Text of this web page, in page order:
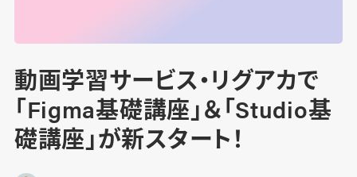
動画学習サービス・リグアカで
「Figma基礎講座」＆「Studio基
礎講座」が新スタート！